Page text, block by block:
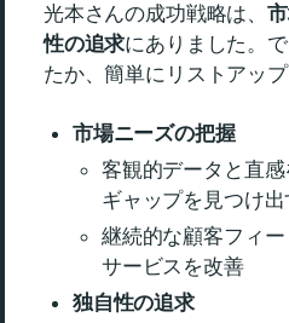
光本さんの成功戦略は、
性の追求にありました。
たか、簡単にリストアップ
市場ニーズの把握
客観的データと直
ギャップを見つけ出
継続的な顧客フィー
サービスを改善
独自性の追求